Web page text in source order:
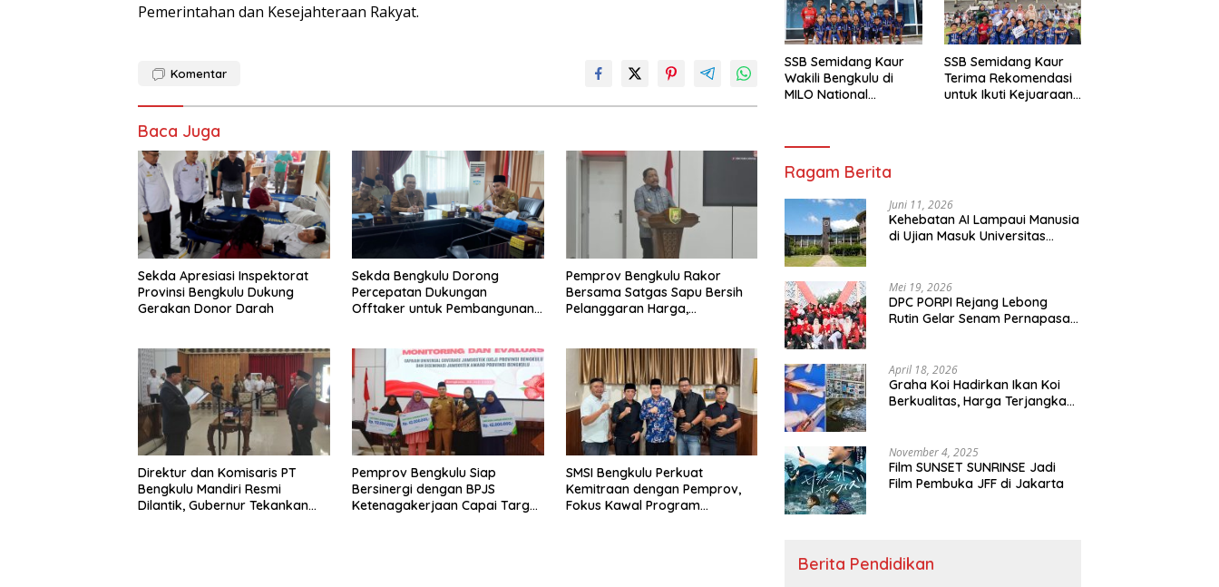
Pemerintahan dan Kesejahteraan Rakyat.
Komentar
Baca Juga
Sekda Apresiasi Inspektorat
Provinsi Bengkulu Dukung
Gerakan Donor Darah
Sekda Bengkulu Dorong
Percepatan Dukungan
Offtaker untuk Pembangunan
Pemprov Bengkulu Rakor
Bersama Satgas Sapu Bersih
Pelanggaran Harga,
Sorotan
Direktur dan Komisaris PT
Bengkulu Mandiri Resmi
Dilantik, Gubernur Tekankan
Pemprov Bengkulu Siap
Bersinergi dengan BPJS
Ketenagakerjaan Capai Target
SMSI Bengkulu Perkuat
Kemitraan dengan Pemprov,
Fokus Kawal Program
SSB Semidang Kaur
Wakili Bengkulu di
MILO National
SSB Semidang Kaur
Terima Rekomendasi
untuk Ikuti Kejuaraan
Ragam Berita
Juni 11, 2026
Kehebatan AI Lampaui Manusia
di Ujian Masuk Universitas
Mei 19, 2026
DPC PORPI Rejang Lebong
Rutin Gelar Senam Pernapasan
April 18, 2026
Graha Koi Hadirkan Ikan Koi
Berkualitas, Harga Terjangkau
November 4, 2025
Film SUNSET SUNRINSE Jadi
Film Pembuka JFF di Jakarta
Berita Pendidikan